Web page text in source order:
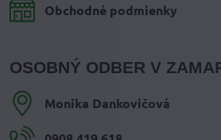
Obchodné podmienky
OSOBNÝ ODBER V
Monika Dankovičová